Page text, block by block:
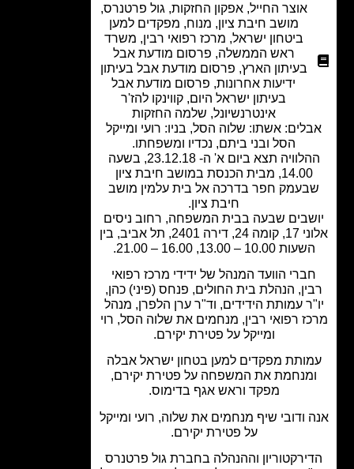
אוצר החייל,אפקון החזקות ,גול פרטנרס,
מושב חיבת ציון,מנוח,מפקדים למען
ביטחון ישראל, מרכז רפואי רבין,משרד
ראש הממשלה,פרסום מודעת אבל
בעיתון הארץ,פרסום מודעת אבל בעיתון
ידיעות אחרונות,פרסום מודעת אבל
בעיתון ישראל היום,קווינקו להז'ר
אינטרנשיונל,שלמה החזקות
אשתו: שלוה הסל, בניו: רועי ומייקל
הסל ובני ביתם, נכדיו ומשפחתו.
ההלוויה תצא ביום א' ה- 23.12.18, בשעה
14.00, מבית הכנסת במושב חיבת ציון
חפר בדרכה אל בית עלמין מושב
חיבת ציון.
שבעה בבית המשפחה, רחוב ניסים
אלוני 17, קומה 24, דירה 2401, תל אביב, בין
.
הוועד המנהל של ידידי מרכז רפואי
הנהלת בית החולים, פנחס (פיני) כהן,
עמותת הידידים, וד"ר ערן הלפרן, מנהל
רפואי רבין, מנחמים את שלוה הסל, רוי
ומייקל על פטירת יקירם.
מפקדים למען בטחון ישראל אבלה
את המשפחה על פטירת יקירם,
מפקד וראש אגף בדימוס.
ודובי שיף מנחמים את שלוה, רועי ומייקל
על פטירת יקירם.
וההנהלה בחברת גול פרטנרס